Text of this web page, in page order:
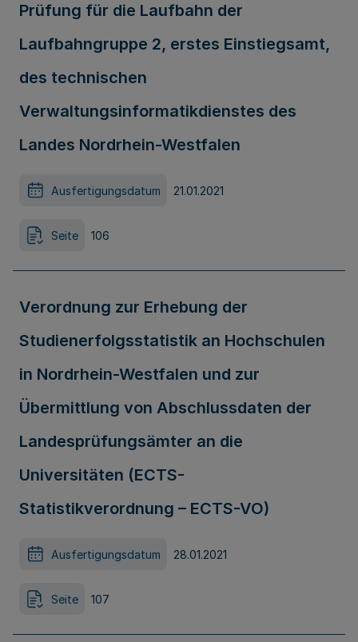
Prüfung für die Laufbahn der
Laufbahngruppe 2, erstes Einstiegsamt,
des technischen
Verwaltungsinformatikdienstes des
Landes Nordrhein-Westfalen
Ausfertigungsdatum 21.01.2021
Seite 106
Verordnung zur Erhebung der
Studienerfolgsstatistik an Hochschulen
in Nordrhein-Westfalen und zur
Übermittlung von Abschlussdaten der
Landesprüfungsämter an die
Universitäten (ECTS-
Statistikverordnung – ECTS-VO)
Ausfertigungsdatum 28.01.2021
Seite 107